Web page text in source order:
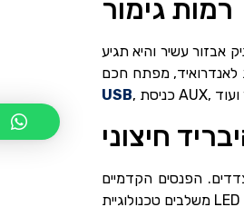
רמות גימור
אבזור עשיר והיא תגיע
USB
חיצוני
הפנסים הקדמיים